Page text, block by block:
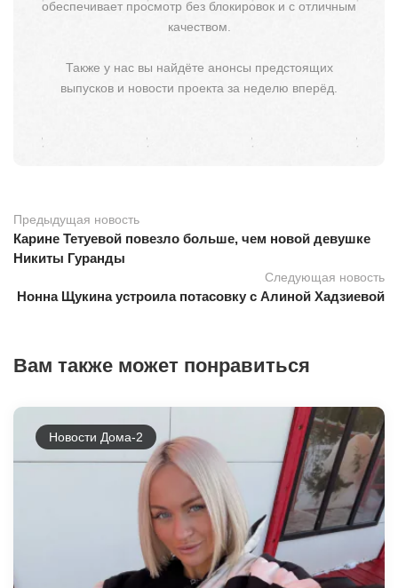
обеспечивает просмотр без блокировок и с отличным
качеством.
Также у нас вы найдёте анонсы предстоящих
выпусков и новости проекта за неделю вперёд.
Предыдущая новость
Карине Тетуевой повезло больше, чем новой девушке
Никиты Гуранды
Следующая новость
Нонна Щукина устроила потасовку с Алиной Хадзиевой
Вам также может понравиться
Новости Дома-2